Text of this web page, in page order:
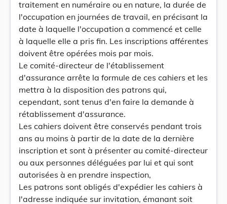
traitement en numéraire ou en nature, la durée de
l'occupation en journées de travail, en précisant la
date à laquelle l'occupation a commencé et celle
à laquelle elle a pris fin. Les inscriptions afférentes
doivent être opérées mois par mois.
Le comité-directeur de l'établissement
d'assurance arrête la formule de ces cahiers et les
mettra à la disposition des patrons qui,
cependant, sont tenus d'en faire la demande à
rétablissement d'assurance.
Les cahiers doivent être conservés pendant trois
ans au moins à partir de la date de la dernière
inscription et sont à présenter au comité-directeur
ou aux personnes déléguées par lui et qui sont
autorisées à en prendre inspection,
Les patrons sont obligés d'expédier les cahiers à
l'adresse indiquée sur invitation, émanant soit